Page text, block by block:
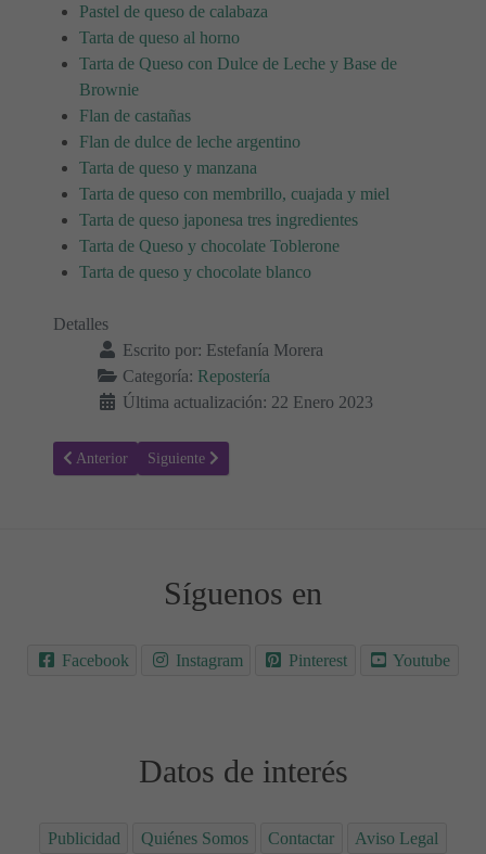
Pastel de queso de calabaza
Tarta de queso al horno
Tarta de Queso con Dulce de Leche y Base de
Brownie
Flan de castañas
Flan de dulce de leche argentino
Tarta de queso y manzana
Tarta de queso con membrillo, cuajada y miel
Tarta de queso japonesa tres ingredientes
Tarta de Queso y chocolate Toblerone
Tarta de queso y chocolate blanco
Detalles
Escrito por: Estefanía Morera
Categoría: Repostería
Última actualización: 22 Enero 2023
Artículo anterior: El mejor Pan de harina de Coco Keto Low Carb
Anterior Artículo siguiente: Receta para hacer Churros caseros
Siguiente
Síguenos en
Facebook Instagram Pinterest Youtube
Datos de interés
Publicidad Quiénes Somos Contactar Aviso Legal